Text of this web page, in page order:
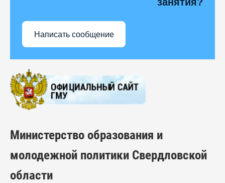
Написать сообщение
Министерство образования и
молодежной политики Свердловской
области